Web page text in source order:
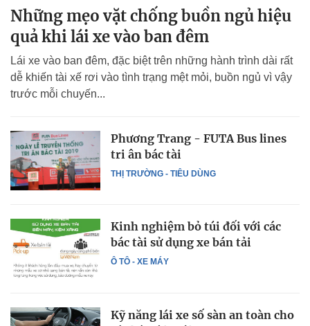
Những mẹo vặt chống buồn ngủ hiệu
quả khi lái xe vào ban đêm
Lái xe vào ban đêm, đặc biệt trên những hành trình dài rất
dễ khiến tài xế rơi vào tình trạng mệt mỏi, buồn ngủ vì vậy
trước mỗi chuyến...
THỊ TRƯỜNG - TIÊU DÙNG
Phương Trang - FUTA Bus lines
tri ân bác tài
Ô TÔ - XE MÁY
Kinh nghiệm bỏ túi đối với các
bác tài sử dụng xe bán tải
Kỹ năng lái xe số sàn an toàn cho